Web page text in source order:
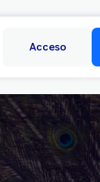
Acceso